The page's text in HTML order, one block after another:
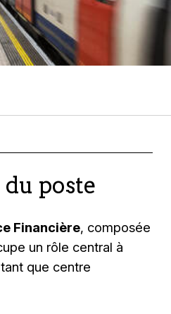
poste
Financière, composée
un rôle central à
que centre